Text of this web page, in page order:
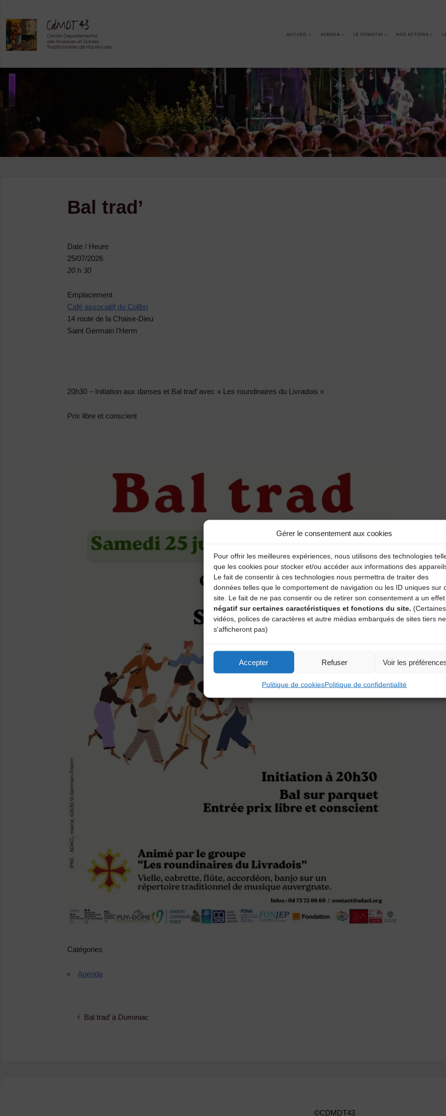
Gérer le consentement aux cookies
Pour offrir les meilleures expériences, nous utilisons des technologies
que les cookies pour stocker et/ou accéder aux informations des
Le fait de consentir à ces technologies nous permettra de traiter des
données telles que le comportement de navigation ou les ID uniques sur
site. Le fait de ne pas consentir ou de retirer son consentement a un effet
négatif sur certaines caractéristiques et fonctions du site. (Certaines
vidéos, polices de caractères et autre médias embarqués de sites tiers ne
s'afficheront pas)
Accepter Refuser Voir les
Politique de cookiesPolitique de confidentialité
content
ACCUEIL AGENDA LE CDMDT43 NOS ACTIONS
Bal trad’
Date / Heure
25/07/2026
20 h 30
Emplacement
Café associatif du Colibri
14 route de la Chaise-Dieu
Saint Germain l'Herm
20h30 – Initiation aux danses et Bal trad’ avec « Les roundinaires du Livradois »
Prix libre et conscient
Catégories
Agenda
Bal trad’ à Duminiac
©CDMDT43